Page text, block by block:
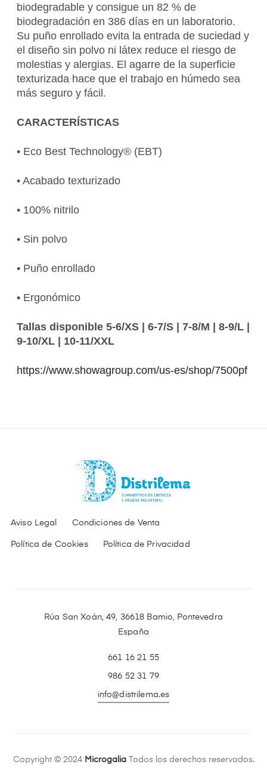
biodegradable y consigue un 82 % de
biodegradación en 386 días en un laboratorio.
Su puño enrollado evita la entrada de suciedad y
el diseño sin polvo ni látex reduce el riesgo de
molestias y alergias. El agarre de la superficie
texturizada hace que el trabajo en húmedo sea
más seguro y fácil.
CARACTERÍSTICAS
• Eco Best Technology® (EBT)
• Acabado texturizado
• 100% nitrilo
• Sin polvo
• Puño enrollado
• Ergonómico
Tallas disponible 5-6/XS | 6-7/S | 7-8/M | 8-9/L |
9-10/XL | 10-11/XXL
https://www.showagroup.com/us-es/shop/7500pf
Aviso Legal Condiciones de Venta
Política de Cookies Política de Privacidad
Rúa San Xoán, 49, 36618 Bamio, Pontevedra
España
661 16 21 55
986 52 31 79
info@distrilema.es
Copyright © 2024 MicrogaliaTodos los derechos reservados.